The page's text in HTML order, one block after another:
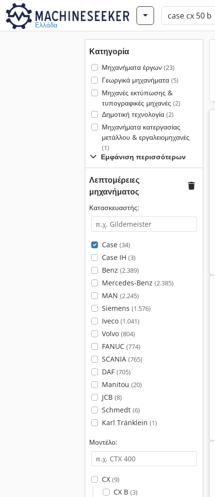
Ελλάδα
Κατηγορία
Μηχανήματα έργων (23)
Γεωργικά μηχανήματα (5)
Μηχανές εκτύπωσης &
τυπογραφικές μηχανές (2)
Δημοτική τεχνολογία (2)
Μηχανήματα κατεργασίας
μετάλλου & εργαλειομηχανές
(1)
Εμφάνιση περισσότερων
Λεπτομέρειες
μηχανήματος
Κατασκευαστής:
Case (34)
Case IH (3)
Benz (2.389)
Mercedes-Benz (2.385)
MAN (2.245)
Siemens (1.576)
Iveco (1.041)
Volvo (804)
FANUC (774)
SCANIA (765)
DAF (705)
Manitou (20)
JCB (8)
Schmedt (6)
Karl Tränklein (1)
Μοντέλο:
CX (9)
CX B (3)